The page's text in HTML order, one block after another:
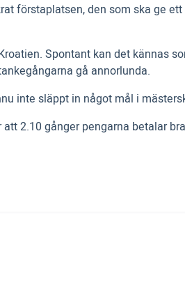
förstaplatsen, den som ska ge
Spontant kan det kännas
gå annorlunda.
inte släppt in något mål i
2.10 gånger pengarna betalar